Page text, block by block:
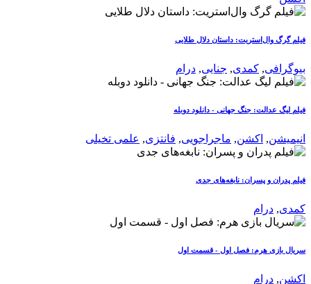
فیلم گرگ وال‌استریت: داستان دلال طلایی
بیوگرافی, کمدی, جنایی, درام
فیلم لیگ عدالت: جنگ جهانی - دانلود دوبله
انیمیشن, اکشن, ماجراجویی, فانتزی, علمی تخیلی
فیلم پدران و پسران: نابغه‌های جدی
کمدی, درام
سریال بازی هرم: فصل اول - قسمت اول
اکشن, درام